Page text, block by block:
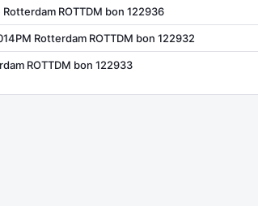
ROTTDM bon 122936
Rotterdam ROTTDM bon 122932
ROTTDM bon 122933